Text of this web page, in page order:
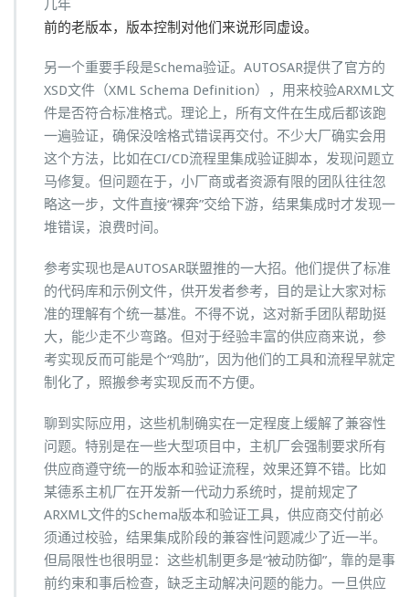
几年
前的老版本，版本控制对他们来说形同虚设。
另一个重要手段是Schema验证。AUTOSAR提供了官方的
XSD文件（XML Schema Definition），用来校验ARXML文
件是否符合标准格式。理论上，所有文件在生成后都该跑
一遍验证，确保没啥格式错误再交付。不少大厂确实会用
这个方法，比如在CI/CD流程里集成验证脚本，发现问题立
马修复。但问题在于，小厂商或者资源有限的团队往往忽
略这一步，文件直接“裸奔”交给下游，结果集成时才发现一
堆错误，浪费时间。
参考实现也是AUTOSAR联盟推的一大招。他们提供了标准
的代码库和示例文件，供开发者参考，目的是让大家对标
准的理解有个统一基准。不得不说，这对新手团队帮助挺
大，能少走不少弯路。但对于经验丰富的供应商来说，参
考实现反而可能是个“鸡肋”，因为他们的工具和流程早就定
制化了，照搬参考实现反而不方便。
聊到实际应用，这些机制确实在一定程度上缓解了兼容性
问题。特别是在一些大型项目中，主机厂会强制要求所有
供应商遵守统一的版本和验证流程，效果还算不错。比如
某德系主机厂在开发新一代动力系统时，提前规定了
ARXML文件的Schema版本和验证工具，供应商交付前必
须通过校验，结果集成阶段的兼容性问题减少了近一半。
但局限性也很明显：这些机制更多是“被动防御”，靠的是事
前约束和事后检查，缺乏主动解决问题的能力。一旦供应